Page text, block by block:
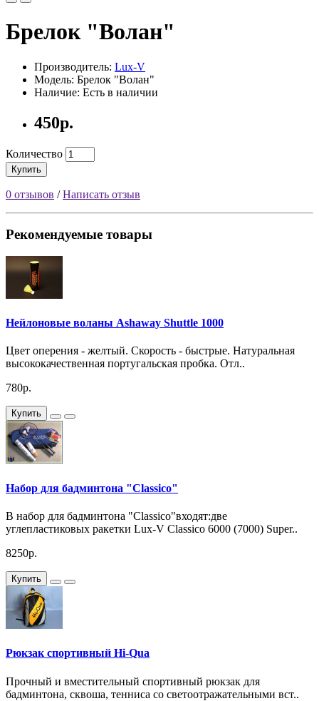
Брелок "Волан"
Производитель: Lux-V
Модель: Брелок "Волан"
Наличие: Есть в наличии
450р.
Количество
Купить
0 отзывов /Написать отзыв
Рекомендуемые товары
Нейлоновые воланы Ashaway Shuttle 1000
Цвет оперения - желтый. Скорость - быстрые. Натуральная
высококачественная португальская пробка. Отл..
780р.
Купить
Набор для бадминтона "Classico"
В набор для бадминтона "Classico"входят:две
углепластиковых ракетки Lux-V Classico 6000 (7000) Super..
8250р.
Купить
Рюкзак спортивный Hi-Qua
Прочный и вместительный спортивный рюкзак для
бадминтона, сквоша, тенниса со светоотражательными вст..